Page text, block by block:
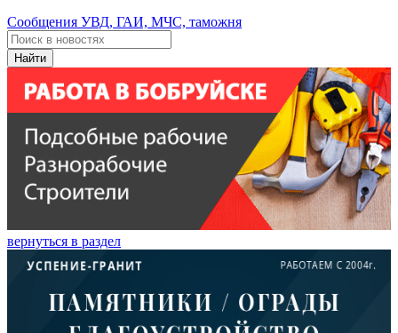
Сообщения УВД, ГАИ, МЧС, таможня
Найти
вернуться в раздел